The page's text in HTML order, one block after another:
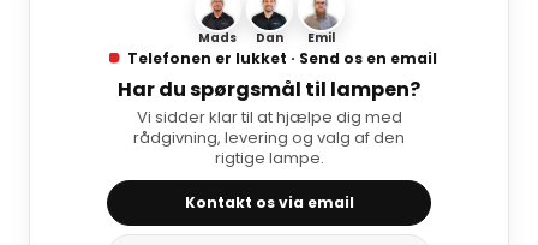
Mads Dan Emil
Telefonen er lukket · Send os en email
Har du spørgsmål til lampen?
Vi sidder klar til at hjælpe dig med
rådgivning, levering og valg af den
rigtige lampe.
Kontakt os via email